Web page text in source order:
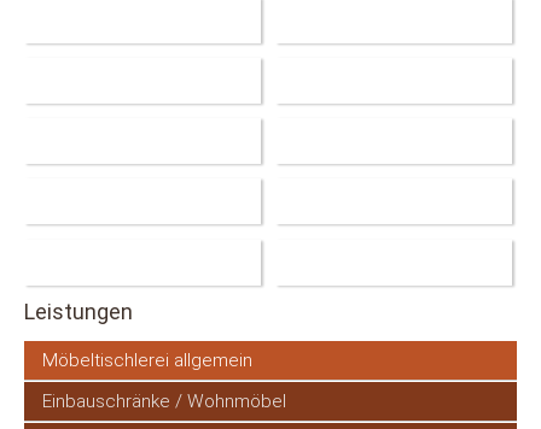
Leistungen
Navigation
überspringen
Möbeltischlerei allgemein
Einbauschränke / Wohnmöbel